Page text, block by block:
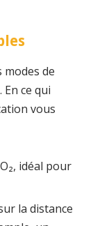
de
ce qui
vous
idéal pour
la distance